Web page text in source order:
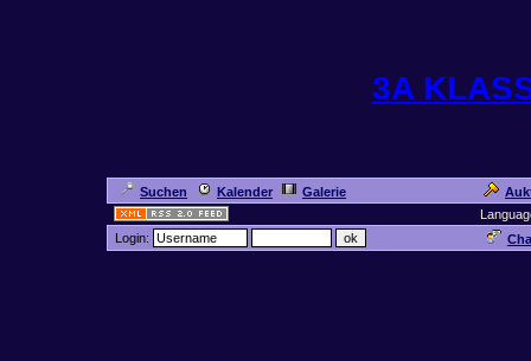
3A
Suchen Kalender Galerie
Login: